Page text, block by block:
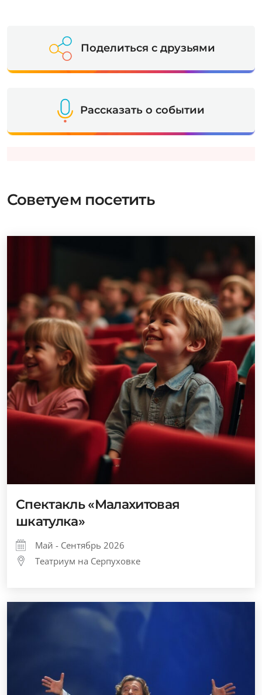
Поделиться с друзьями
Рассказать о событии
Советуем посетить
Спектакль «Малахитовая
шкатулка»
Май - Сентябрь 2026
Театриум на Серпуховке